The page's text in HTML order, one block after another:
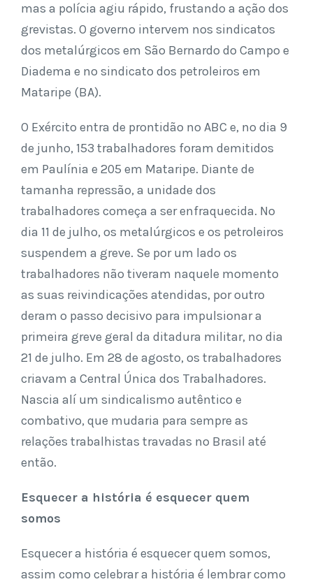
mas a polícia agiu rápido, frustando a ação dos
grevistas. O governo intervem nos sindicatos
dos metalúrgicos em São Bernardo do Campo e
Diadema e no sindicato dos petroleiros em
Mataripe (BA).
O Exército entra de prontidão no ABC e, no dia 9
de junho, 153 trabalhadores foram demitidos
em Paulínia e 205 em Mataripe. Diante de
tamanha repressão, a unidade dos
trabalhadores começa a ser enfraquecida. No
dia 11 de julho, os metalúrgicos e os petroleiros
suspendem a greve. Se por um lado os
trabalhadores não tiveram naquele momento
as suas reivindicações atendidas, por outro
deram o passo decisivo para impulsionar a
primeira greve geral da ditadura militar, no dia
21 de julho. Em 28 de agosto, os trabalhadores
criavam a Central Única dos Trabalhadores.
Nascia alí um sindicalismo autêntico e
combativo, que mudaria para sempre as
relações trabalhistas travadas no Brasil até
então.
Esquecer a história é esquecer quem
somos
Esquecer a história é esquecer quem somos,
assim como celebrar a história é lembrar como